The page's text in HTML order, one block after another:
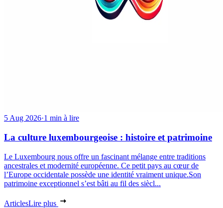
5 Aug 2026·1 min à lire
La culture luxembourgeoise : histoire et patrimoine
Le Luxembourg nous offre un fascinant mélange entre traditions
ancestrales et modernité européenne. Ce petit pays au cœur de
l’Europe occidentale possède une identité vraiment unique.Son
patrimoine exceptionnel s’est bâti au fil des siècl...
ArticlesLire plus